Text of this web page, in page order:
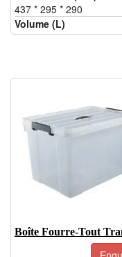
437 * 295 * 290
Volume (L)